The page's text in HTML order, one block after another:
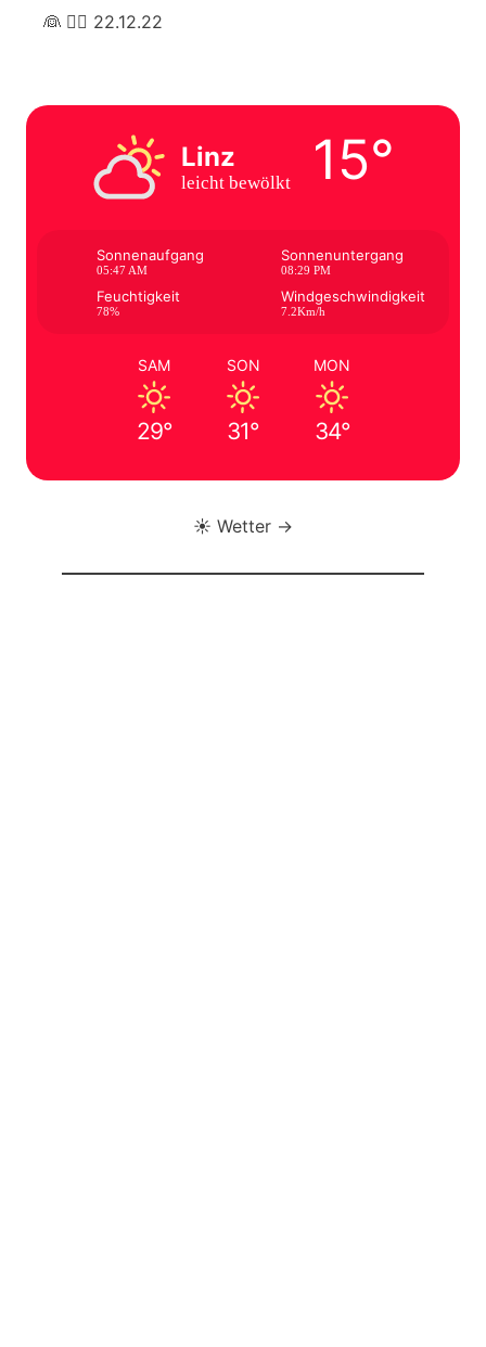
👰 🤵‍♂️ 22.12.22
Linz
leicht bewölkt 15°
Sonnenaufgang
05:47 AM
Sonnenuntergang
08:29 PM
Feuchtigkeit
78%
Windgeschwindigkeit
7.2Km/h
SAM
29°
SON
31°
MON
34°
☀️ Wetter →